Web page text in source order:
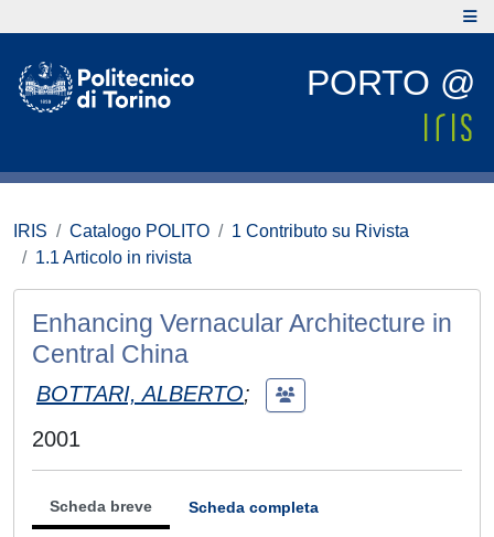
PORTO @
IRIS Catalogo POLITO
1 Contributo su Rivista
1.1 Articolo in rivista
Enhancing Vernacular Architecture in
Central China
BOTTARI, ALBERTO;
2001
Scheda breve Scheda completa